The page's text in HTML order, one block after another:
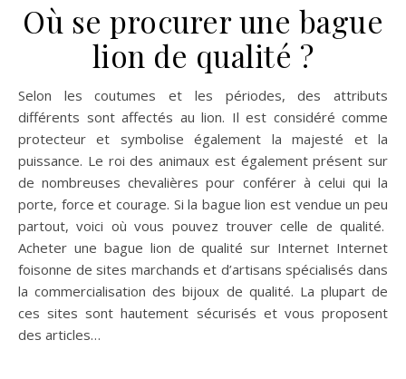
Où se procurer une bague
lion de qualité ?
Selon les coutumes et les périodes, des attributs
différents sont affectés au lion. Il est considéré comme
protecteur et symbolise également la majesté et la
puissance. Le roi des animaux est également présent sur
de nombreuses chevalières pour conférer à celui qui la
porte, force et courage. Si la bague lion est vendue un peu
partout, voici où vous pouvez trouver celle de qualité.
Acheter une bague lion de qualité sur Internet Internet
foisonne de sites marchands et d’artisans spécialisés dans
la commercialisation des bijoux de qualité. La plupart de
ces sites sont hautement sécurisés et vous proposent
des articles…